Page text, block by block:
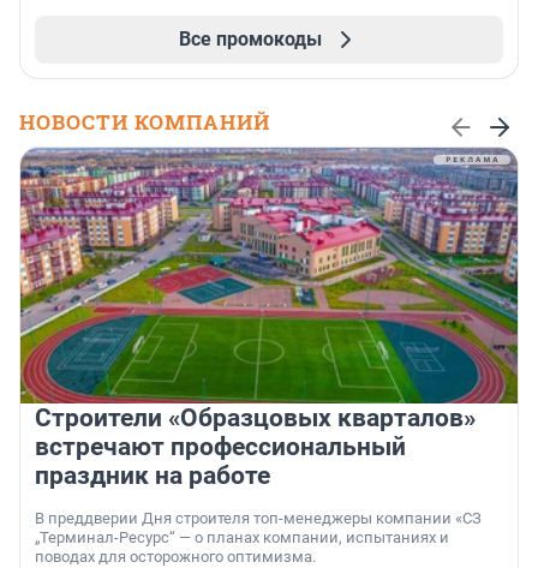
Все промокоды
НОВОСТИ КОМПАНИЙ
Строители «Образцовых кварталов»
встречают профессиональный
праздник на работе
В преддверии Дня строителя топ-менеджеры компании «СЗ
„Терминал-Ресурс“ — о планах компании, испытаниях и
поводах для осторожного оптимизма.